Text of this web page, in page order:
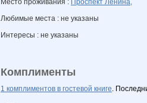
Место проживания : Проспект Ленина,
Любимые места : не указаны
Интересы : не указаны
Комплименты
1 комплиментов в гостевой книге.